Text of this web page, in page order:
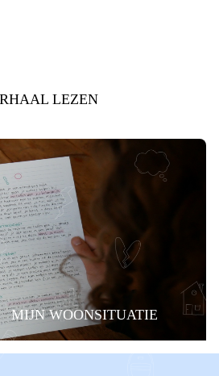
LEZEN
MIJN WOONSITUATIE